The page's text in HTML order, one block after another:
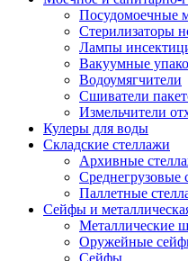
Посудомоечные
Стерилизаторы
Лампы
Вакуумные
Водоумягчители
Сшиватели
Измельчители
Кулеры для воды
Складские стеллажи
Архивные
Среднегрузовые
Паллетные
Сейфы и
Металлические
Оружейные
Сейфы